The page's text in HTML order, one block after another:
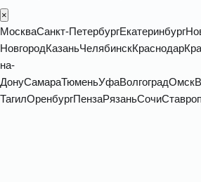
×
МоскваСанкт-ПетербургЕкатеринбург
НовгородКазаньЧелябинскКраснодар
на-
ДонуСамараТюменьУфаВолгоградОмск
ТагилОренбургПензаРязаньСочи